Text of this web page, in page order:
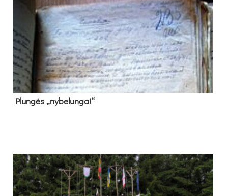
Plun­gės „ny­be­lun­gai“